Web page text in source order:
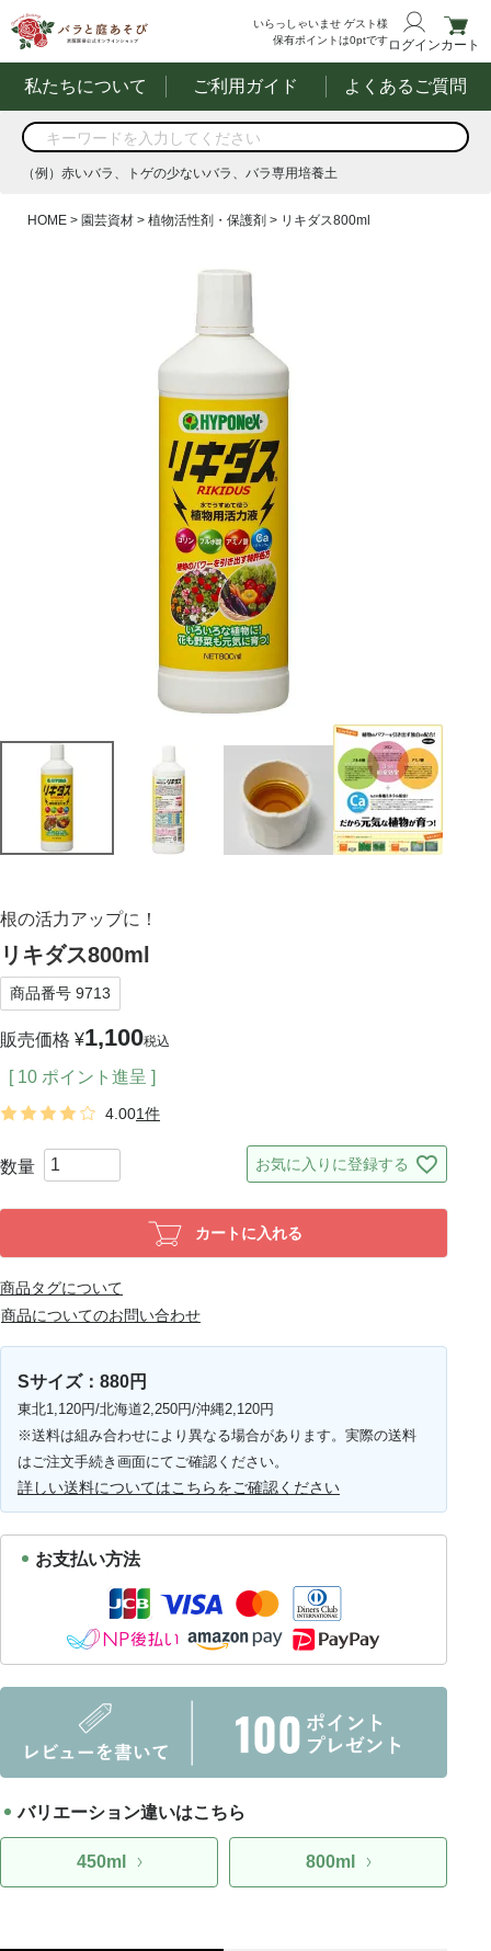
いらっしゃいませ ゲスト様
保有ポイントは0ptですログインカート
私たちについて ご利用ガイド よくあるご質問
商品を検索
する
（例）赤いバラ、トゲの少ないバラ、バラ専用培養土
（例）赤いバラ、トゲの少ないバラ、バラ専用培養土
HOME 園芸資材 植物活性剤・保護剤 リキダス800ml
根の活力アップに！
リキダス800ml
商品番号 9713
販売価格 ¥1,100税込
[ 10 ポイント進呈 ]
4.001件
お気に入りに登録する
カートに入れる
商品タグについて
商品についてのお問い合わせ
Sサイズ：880円
東北1,120円/北海道2,250円/沖縄2,120円
※送料は組み合わせにより異なる場合があります。実際の送料
はご注文手続き画面にてご確認ください。
詳しい送料についてはこちらをご確認ください
お支払い方法
バリエーション違いはこちら
450ml 800ml